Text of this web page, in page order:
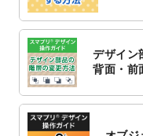
2022/10/6
チラ
2022/10/1
2023
2022/9/21
コン
デザイン
背面・前